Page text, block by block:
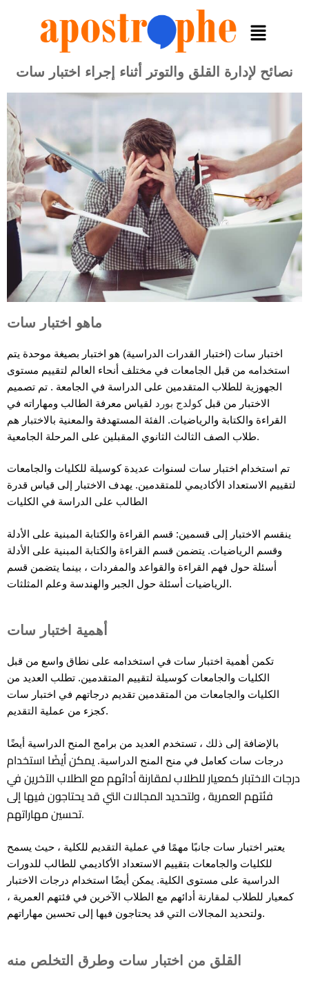
نصائح لإدارة القلق والتوتر أثناء إجراء اختبار سات
ماهو اختبار سات
اختبار سات (اختبار القدرات الدراسية) هو اختبار بصيغة موحدة يتم
استخدامه من قبل الجامعات في مختلف أنحاء العالم لتقييم مستوى
الجهوزية للطلاب المتقدمين على الدراسة في الجامعة . تم تصميم
الاختبار من قبلكولدج بورد لقياس معرفة الطالب ومهاراته في
القراءة والكتابة والرياضيات. الفئة المستهدفة والمعنية بالاختبار هم
طلاب الصف الثالث الثانوي المقبلين على المرحلة الجامعية.
تم استخدام اختبار سات لسنوات عديدة كوسيلة للكليات والجامعات
لتقييم الاستعداد الأكاديمي للمتقدمين. يهدف الاختبار إلى قياس قدرة
ينقسم الاختبار إلى قسمين: قسم القراءة والكتابة المبنية على الأدلة
وقسم الرياضيات. يتضمن قسم القراءة والكتابة المبنية على الأدلة
أسئلة حول فهم القراءة والقواعد والمفردات ، بينما يتضمن قسم
الرياضيات أسئلة حول الجبر والهندسة وعلم المثلثات.
أهمية اختبار سات
تكمن أهمية اختبار سات في استخدامه على نطاق واسع من قبل
الكليات والجامعات كوسيلة لتقييم المتقدمين. تطلب العديد من
الكليات والجامعات من المتقدمين تقديم درجاتهم في اختبار سات
كجزء من عملية التقديم.
بالإضافة إلى ذلك ، تستخدم العديد من برامج المنح الدراسية أيضًا
درجات سات كعامل في منح المنح الدراسية. يمكن أيضًا استخدام
درجات الاختبار كمعيار للطلاب لمقارنة أدائهم مع الطلاب الآخرين في
فئتهم العمرية ، ولتحديد المجالات التي قد يحتاجون فيها إلى
تحسين مهاراتهم.
يعتبر اختبار سات جانبًا مهمًا في عملية التقديم للكلية ، حيث يسمح
للكليات والجامعات بتقييم الاستعداد الأكاديمي للطالب للدورات
الدراسية على مستوى الكلية. يمكن أيضًا استخدام درجات الاختبار
كمعيار للطلاب لمقارنة أدائهم مع الطلاب الآخرين في فئتهم العمرية ،
ولتحديد المجالات التي قد يحتاجون فيها إلى تحسين مهاراتهم.
القلق من اختبار سات وطرق التخلص منه